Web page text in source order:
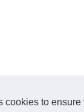
cookies to ensure